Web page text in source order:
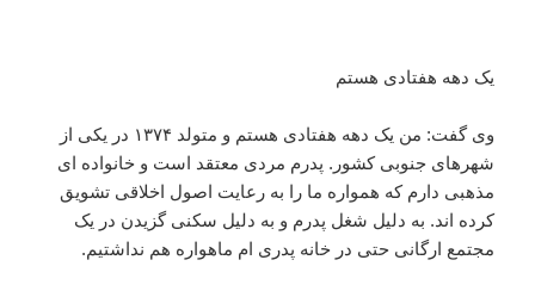
یک دهه هفتادی هستم
وی گفت: من یک دهه هفتادی هستم و متولد ۱۳۷۴ در یکی از
شهرهای جنوبی کشور. پدرم مردی معتقد است و خانواده ای
مذهبی دارم که همواره ما را به رعایت اصول اخلاقی تشویق
کرده اند. به دلیل شغل پدرم و به دلیل سکنی گزیدن در یک
مجتمع ارگانی حتی در خانه پدری ام ماهواره هم نداشتیم.